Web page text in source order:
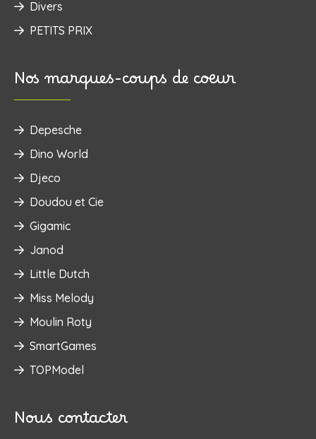
Divers
PETITS PRIX
Nos marques-coups de coeur
Depesche
Dino World
Djeco
Doudou et Cie
Gigamic
Janod
Little Dutch
Miss Melody
Moulin Roty
SmartGames
TOPModel
Nous contacter